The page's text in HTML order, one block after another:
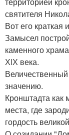
святителя
Вот его краткая
Замысел
каменного
ХlХ века.
значению.
Кронштадта как
места, где
гордость